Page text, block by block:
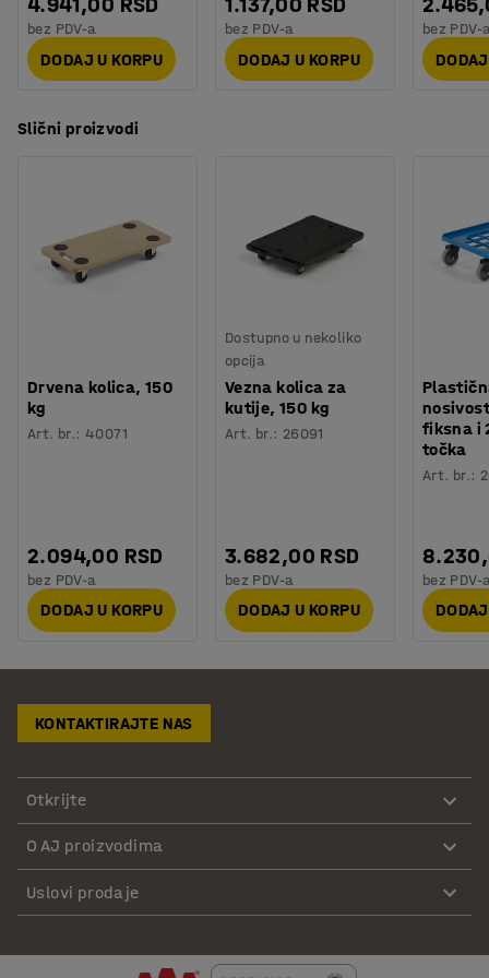
bez PDV-a
DODAJ U KORPU
bez PDV-a
DODAJ U KORPU
bez PDV-
Slični proizvodi
Drvena kolica, 150
kg
Art. br.: 40071
2.094,00 RSD
bez PDV-a
DODAJ U KORPU
Dostupno u nekoliko
opcija
Vezna kolica za
kutije, 150 kg
Art. br.: 26091
3.682,00 RSD
bez PDV-a
DODAJ U KORPU
fiksna i
točka
Art. br.:
bez PDV-
KONTAKTIRAJTE NAS
Otkrijte
O AJ proizvodima
Uslovi prodaje